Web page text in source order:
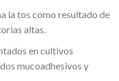
la tos como resultado de
altas.
en cultivos
mucoadhesivos y